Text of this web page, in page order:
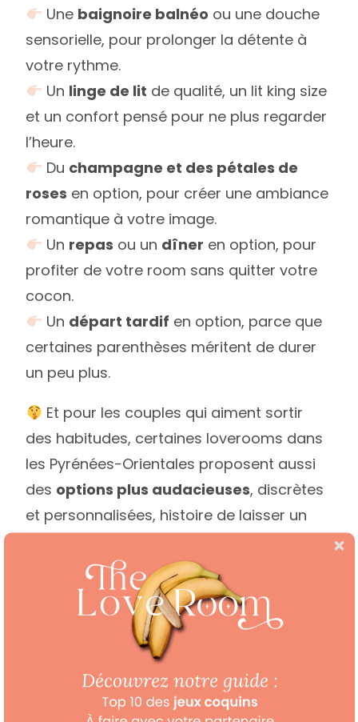
Une baignoire balnéo ou une douche
sensorielle, pour prolonger la détente à
votre rythme.
Un linge de lit de qualité, un lit king size
et un confort pensé pour ne plus regarder
l’heure.
Du champagne et des pétales de
roses en option, pour créer une ambiance
romantique à votre image.
Un repas ou un dîner en option, pour
profiter de votre room sans quitter votre
cocon.
Un départ tardif en option, parce que
certaines parenthèses méritent de durer
un peu plus.
Et pour les couples qui aiment sortir
des habitudes, certaines loverooms dans
les Pyrénées-Orientales proposent aussi
des options plus audacieuses, discrètes
et personnalisées, histoire de laisser un
Au centre de Perpignan, vers Rivesaltes,
près de Villeneuve-de-la-Raho ou dans un
appartement plus secret en Occitanie, ces
love rooms invitent à une vraie évasion
romantique. Le genre d’adresse où l’on
vient pour une nuit, et où l’on retrouve